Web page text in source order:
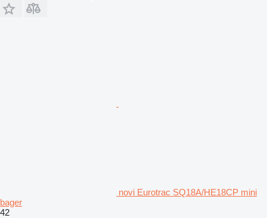
novi Eurotrac SQ18A/HE18CP mini
bager
42